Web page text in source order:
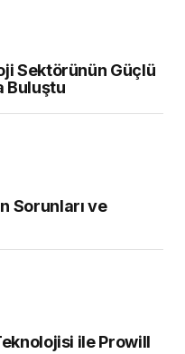
Sektörünün Güçlü
Buluştu
Sorunları ve
ile Prowill